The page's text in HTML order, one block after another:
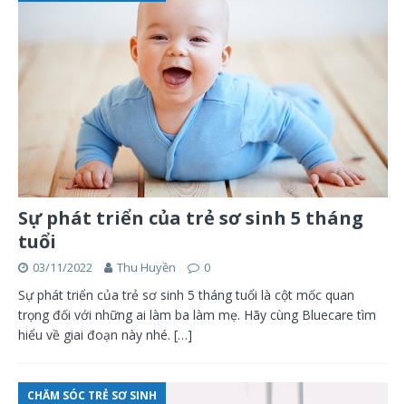
Sự phát triển của trẻ sơ sinh 5 tháng
tuổi
03/11/2022 Thu Huyền 0
Sự phát triển của trẻ sơ sinh 5 tháng tuổi là cột mốc quan
trọng đối với những ai làm ba làm mẹ. Hãy cùng Bluecare tìm
hiểu về giai đoạn này nhé. […]
CHĂM SÓC TRẺ SƠ SINH